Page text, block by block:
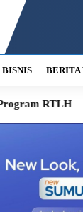
BISNIS BERITA
RTLH